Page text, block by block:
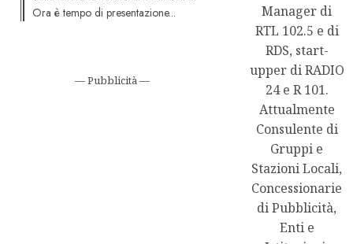
Ora è tempo di presentazione...
— Pubblicità —
Manager di
RTL 102.5 e di
RDS, start-
upper di RADIO
24 e R 101.
Attualmente
Consulente di
Gruppi e
Stazioni Locali,
Concessionarie
di Pubblicità,
Enti e